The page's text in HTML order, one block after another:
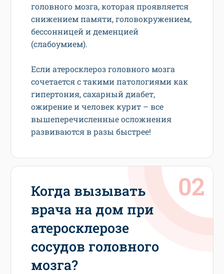
головного мозга, которая проявляется
снижением памяти, головокружением,
бессонницей и деменцией
(слабоумием).
Если атеросклероз головного мозга
сочетается с такими патологиями как
гипертония, сахарный диабет,
ожирение и человек курит – все
вышеперечисленные осложнения
развиваются в разы быстрее!
Когда вызывать
врача на дом при
атеросклерозе
сосудов головного
мозга?